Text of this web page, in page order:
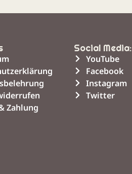
Zahlung
Social Media:
YouTube
Facebook
Instagram
Twitter